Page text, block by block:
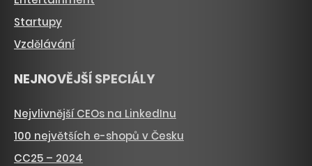
Startupy
Vzdělávání
NEJNOVĚJŠÍ SPECIÁLY
Nejvlivnější CEOs na LinkedInu
100 největších e-shopů v Česku
CC25 – 2024